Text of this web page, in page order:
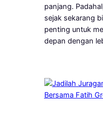
panjang.
sejak sekarang
penting untuk
depan dengan